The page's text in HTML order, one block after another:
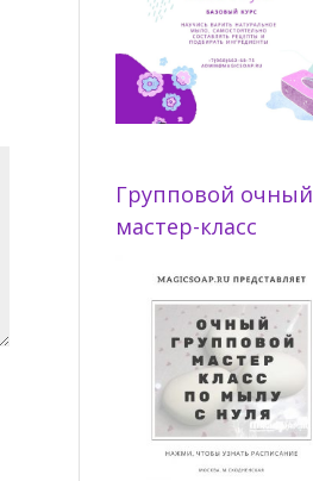
Групповой очный
мастер-класс